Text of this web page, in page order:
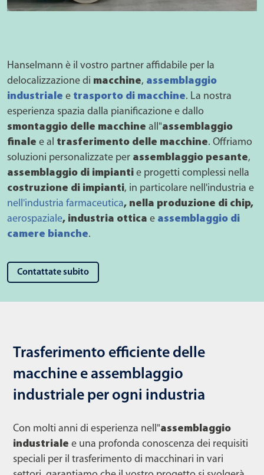
Hanselmann è il vostro partner affidabile per la
delocalizzazione di macchine, assemblaggio
industriale e trasporto di macchine. La nostra
esperienza spazia dalla pianificazione e dallo
smontaggio delle macchine all"assemblaggio
finale e al trasferimento delle macchine. Offriamo
soluzioni personalizzate per assemblaggio pesante,
assemblaggio di impianti e progetti complessi nella
costruzione di impianti, in particolare nell'industria e
nell'industria farmaceutica, nella produzione di chip,
aerospaziale, industria ottica e assemblaggio di
camere bianche.
Contattate subito
Trasferimento efficiente delle
macchine e assemblaggio
industriale per ogni industria
Con molti anni di esperienza nell"assemblaggio
industriale e una profonda conoscenza dei requisiti
speciali per il trasferimento di macchinari in vari